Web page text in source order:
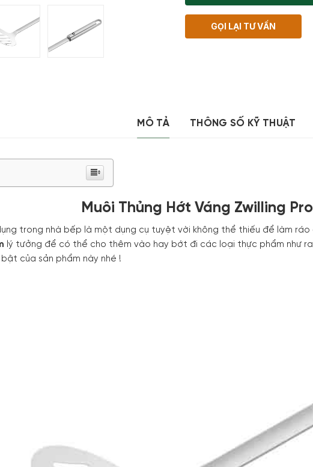
GỌI LẠI TƯ VẤN
MÔ TẢ THÔNG SỐ KỸ THUẬT
Muôi Thủng Hớt Váng Zwilling
trong nhà bếp là một dụng cụ tuyệt vời không thể thiếu để làm ráo
lý tưởng để có thể cho thêm vào hay bớt đi các loại thực phẩm như
của sản phẩm này nhé !